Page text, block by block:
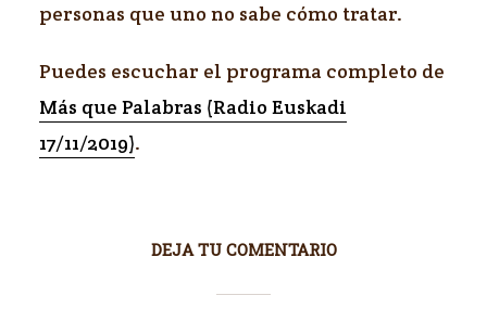
personas que uno no sabe cómo tratar.
Puedes escuchar el programa completo de
Más que Palabras (Radio Euskadi
17/11/2019).
DEJA TU COMENTARIO